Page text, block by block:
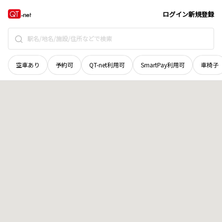
ログイン新規登録
空車あり 予約可 QT-net利用可 SmartPay利用可 車椅子
鳥取県